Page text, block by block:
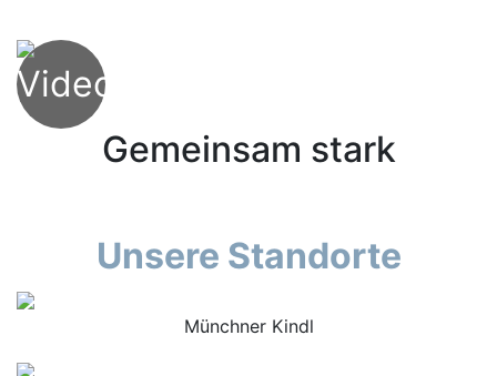
Gemeinsam stark
Unsere Standorte
Münchner Kindl